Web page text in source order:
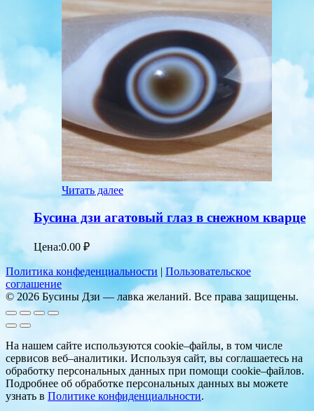
Читать далее
Бусина дзи агатовый глаз в снежном кварце
Цена:0.00 ₽
Политика конфеденциальности | Пользовательское
соглашение
© 2026 Бусины Дзи — лавка желаний. Все права защищены.
На нашем сайте используются cookie–файлы, в том числе
сервисов веб–аналитики. Используя сайт, вы соглашаетесь на
обработку персональных данных при помощи cookie–файлов.
Подробнее об обработке персональных данных вы можете
узнать в Политике конфиденциальности.